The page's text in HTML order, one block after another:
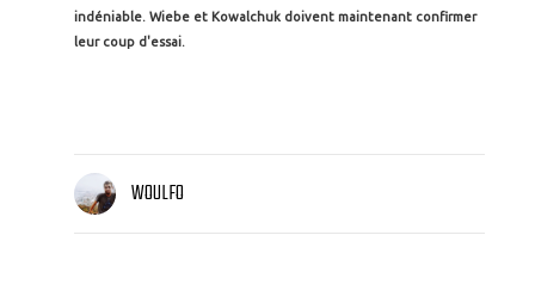
indéniable. Wiebe et Kowalchuk doivent maintenant confirmer
leur coup d'essai.
WOULFO